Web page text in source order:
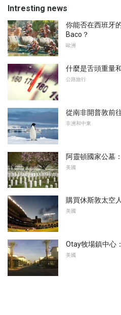
Intresting news
你能否在西班牙
Baco？
歐洲
什麼是舌頭重量
公路旅行
從南非開普敦前
非洲和中東
阿靈頓國家公墓
美國
購買休斯敦太空
美國
Otay牧場鎮中心
美國